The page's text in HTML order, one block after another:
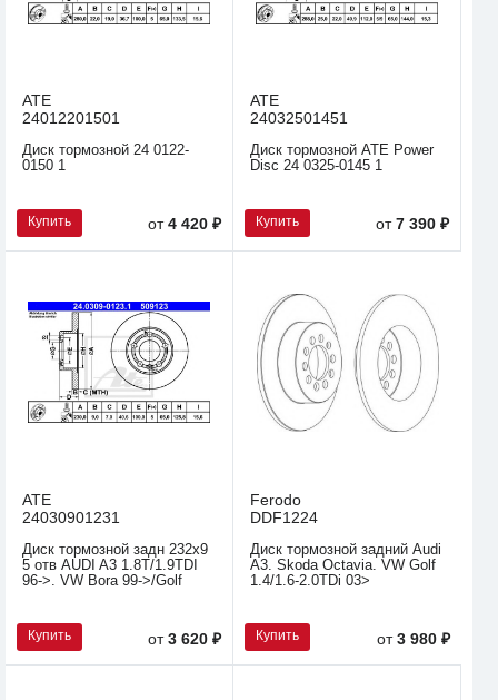
ATE
24012201501
Диск тормозной 24 0122-
0150 1
Купить от4 420 ₽
ATE
24032501451
Диск тормозной ATE Power
Disc 24 0325-0145 1
Купить от7 390 ₽
ATE
24030901231
Диск тормозной задн 232x9
5 отв AUDI A3 1.8T/1.9TDI
96->. VW Bora 99->/Golf
Купить от3 620 ₽
Ferodo
DDF1224
Диск тормозной задний Audi
A3. Skoda Octavia. VW Golf
1.4/1.6-2.0TDi 03>
Купить от3 980 ₽